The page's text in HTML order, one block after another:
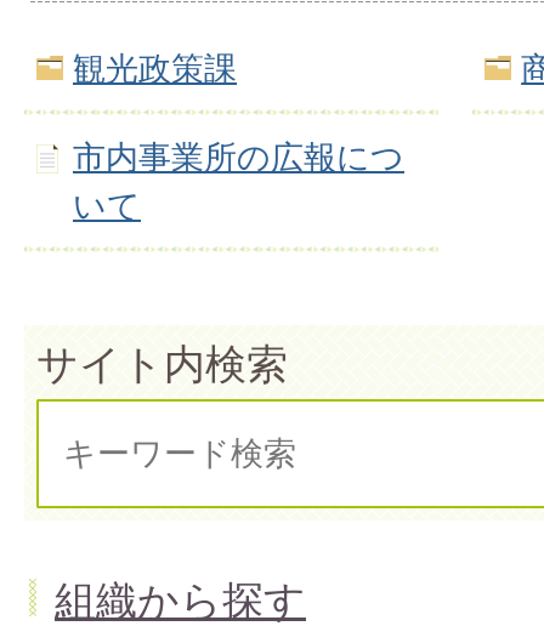
観光政策課
市内事業所の広報につ
いて
サイト内検索
組織から探す